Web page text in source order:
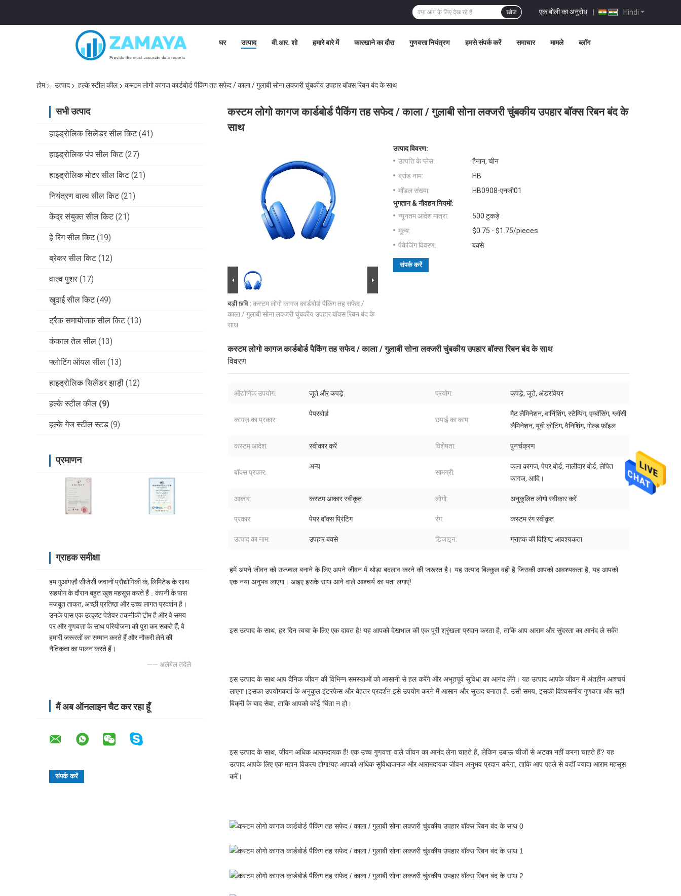
Hindi
एक बोली का अनुरोध |
खोज
घर उत्पाद वी.आर. शो हमारे बारे में कारखाने का दौरा गुणवत्ता नियंत्रण हमसे संपर्क करें समाचार मामले ब्लॉग
होम उत्पाद हल्के स्टील कील कस्टम लोगो कागज कार्डबोर्ड पैकिंग तह सफेद / काला / गुलाबी सोना लक्जरी चुंबकीय उपहार बॉक्स रिबन बंद के साथ
सभी उत्पाद
हाइड्रोलिक सिलेंडर सील किट (41)
हाइड्रोलिक पंप सील किट (27)
हाइड्रोलिक मोटर सील किट (21)
नियंत्रण वाल्व सील किट (21)
केंद्र संयुक्त सील किट (21)
हे रिंग सील किट (19)
ब्रेकर सील किट (12)
वाल्व पुशर (17)
खुदाई सील किट (49)
ट्रैक समायोजक सील किट (13)
कंकाल तेल सील (13)
फ्लोटिंग ऑयल सील (13)
हाइड्रोलिक सिलेंडर झाड़ी (12)
हल्के स्टील कील (9)
हल्के गेज स्टील स्टड (9)
प्रमाणन
ग्राहक समीक्षा
हम गुआंगज़ौ सीजेसी जवानों प्रौद्योगिकी कं, लिमिटेड के साथ
सहयोग के दौरान बहुत खुश महसूस करते हैं .. कंपनी के पास
मजबूत ताकत, अच्छी प्रतिष्ठा और उच्च लागत प्रदर्शन है।
उनके पास एक उत्कृष्ट पेशेवर तकनीकी टीम है और वे समय
पर और गुणवत्ता के साथ परियोजना को पूरा कर सकते हैं; वे
हमारी जरूरतों का सम्मान करते हैं और नौकरी लेने की
नैतिकता का पालन करते हैं।
—— अलेबेल तदेले
मैं अब ऑनलाइन चैट कर रहा हूँ
कस्टम लोगो कागज कार्डबोर्ड पैकिंग तह सफेद / काला / गुलाबी सोना लक्जरी चुंबकीय उपहार बॉक्स रिबन बंद के
साथ
बड़ी छवि : कस्टम लोगो कागज कार्डबोर्ड पैकिंग तह सफेद /
काला / गुलाबी सोना लक्जरी चुंबकीय उपहार बॉक्स रिबन बंद के
साथ
उत्पाद विवरण:
उत्पत्ति के प्लेस:
हैनान, चीन
ब्रांड नाम:
HB
मॉडल संख्या:
HB0908-एनजी01
भुगतान & नौवहन नियमों:
न्यूनतम आदेश मात्रा:
500 टुकड़े
मूल्य:
$0.75 - $1.75/pieces
पैकेजिंग विवरण:
बक्से
संपर्क करें
कस्टम लोगो कागज कार्डबोर्ड पैकिंग तह सफेद / काला / गुलाबी सोना लक्जरी चुंबकीय उपहार बॉक्स रिबन बंद के साथ
विवरण
औद्योगिक उपयोग: जूते और कपड़े प्रयोग: कपड़े, जूते, अंडरवियर
कागज़ का प्रकार:
पेपरबोर्ड
छपाई का काम:
मैट लैमिनेशन, वार्निशिंग, स्टैम्पिंग, एम्बॉसिंग, ग्लॉसी
लैमिनेशन, यूवी कोटिंग, वैनिशिंग, गोल्ड फ़ॉइल
कस्टम आदेश: स्वीकार करें विशेषता: पुनर्चक्रण
बॉक्स प्रकार:
अन्य
सामग्री:
कला कागज, पेपर बोर्ड, नालीदार बोर्ड, लेपित
कागज, आदि।
आकार: कस्टम आकार स्वीकृत लोगो: अनुकूलित लोगो स्वीकार करें
प्रकार: पेपर बॉक्स प्रिंटिंग रंग: कस्टम रंग स्वीकृत
उत्पाद का नाम: उपहार बक्से डिजाइन: ग्राहक की विशिष्ट आवश्यकता
हमें अपने जीवन को उज्ज्वल बनाने के लिए अपने जीवन में थोड़ा बदलाव करने की जरूरत है। यह उत्पाद बिल्कुल वही है जिसकी आपको आवश्यकता है, यह आपको
एक नया अनुभव लाएगा। आइए इसके साथ आने वाले आश्चर्य का पता लगाएं!
इस उत्पाद के साथ, हर दिन त्वचा के लिए एक दावत है! यह आपको देखभाल की एक पूरी श्रृंखला प्रदान करता है, ताकि आप आराम और सुंदरता का आनंद ले सकें!
इस उत्पाद के साथ आप दैनिक जीवन की विभिन्न समस्याओं को आसानी से हल करेंगे और अभूतपूर्व सुविधा का आनंद लेंगे। यह उत्पाद आपके जीवन में अंतहीन आश्चर्य
लाएगा।इसका उपयोगकर्ता के अनुकूल इंटरफेस और बेहतर प्रदर्शन इसे उपयोग करने में आसान और सुखद बनाता है. उसी समय, इसकी विश्वसनीय गुणवत्ता और सही
बिक्री के बाद सेवा, ताकि आपको कोई चिंता न हो।
इस उत्पाद के साथ, जीवन अधिक आरामदायक है! एक उच्च गुणवत्ता वाले जीवन का आनंद लेना चाहते हैं, लेकिन उबाऊ चीजों से अटका नहीं करना चाहते हैं? यह
उत्पाद आपके लिए एक महान विकल्प होगा!यह आपको अधिक सुविधाजनक और आरामदायक जीवन अनुभव प्रदान करेगा, ताकि आप पहले से कहीं ज्यादा आराम महसूस
करें।